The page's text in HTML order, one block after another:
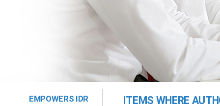
EMPOWERS IDR ITEMS WHERE